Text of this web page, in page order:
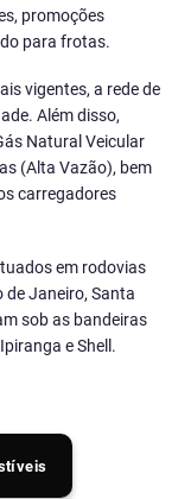
promoções
para frotas.
vigentes, a rede de
Além disso,
Natural Veicular
(Alta Vazão), bem
carregadores
em rodovias
de Janeiro, Santa
sob as bandeiras
e Shell.